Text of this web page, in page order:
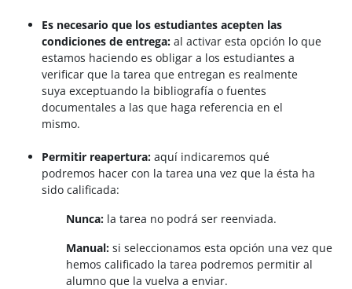
Es necesario que los estudiantes acepten las
condiciones de entrega:al activar esta opción lo que
estamos haciendo es obligar a los estudiantes a
verificar que la tarea que entregan es realmente
suya exceptuando la bibliografía o fuentes
documentales a las que haga referencia en el
mismo.
Permitir reapertura:aquí indicaremos qué
podremos hacer con la tarea una vez que la ésta ha
sido calificada:
Nunca: la tarea no podrá ser reenviada.
Manual: si seleccionamos esta opción una vez que
hemos calificado la tarea podremos permitir al
alumno que la vuelva a enviar.